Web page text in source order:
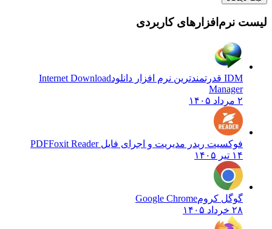
لیست نرم‌افزارهای کاربردی
IDM قدرتمندترین نرم افزار دانلود
Internet Download
Manager
۲ مرداد ۱۴۰۵
فوکسیت ریدر مدیریت و اجرای فایل PDFFoxit Reader
۱۴ تیر ۱۴۰۵
گوگل کرومGoogle Chrome
۲۸ خرداد ۱۴۰۵